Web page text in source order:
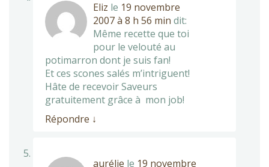
Eliz le 19 novembre
2007 à 8 h 56 min dit:
Même recette que toi
pour le velouté au
potimarron dont je suis fan!
Et ces scones salés m’intriguent!
Hâte de recevoir Saveurs
gratuitement grâce à mon job!
Répondre ↓
aurélie le 19 novembre